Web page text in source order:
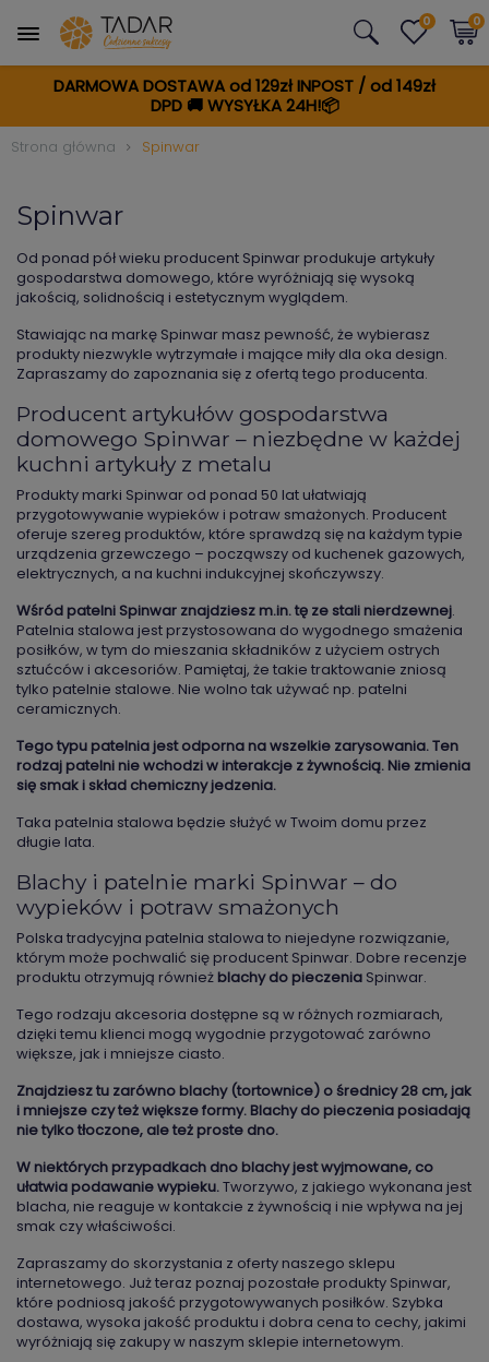
DARMOWA DOSTAWA od 129zł INPOST / od 149zł
DPD🚚WYSYŁKA 24H!📦
0 0
Strona główna Spinwar
Spinwar
Od ponad pół wieku producent Spinwar produkuje artykuły
gospodarstwa domowego, które wyróżniają się wysoką
jakością, solidnością i estetycznym wyglądem.
Stawiając na markę Spinwar masz pewność, że wybierasz
produkty niezwykle wytrzymałe i mające miły dla oka design.
Zapraszamy do zapoznania się z ofertą tego producenta.
Producent artykułów gospodarstwa
domowego Spinwar – niezbędne w każdej
kuchni artykuły z metalu
Produkty marki Spinwar od ponad 50 lat ułatwiają
przygotowywanie wypieków i potraw smażonych. Producent
oferuje szereg produktów, które sprawdzą się na każdym typie
urządzenia grzewczego – począwszy od kuchenek gazowych,
elektrycznych, a na kuchni indukcyjnej skończywszy.
Wśród patelni Spinwar znajdziesz m.in. tę ze stali nierdzewnej.
Patelnia stalowa jest przystosowana do wygodnego smażenia
posiłków, w tym do mieszania składników z użyciem ostrych
sztućców i akcesoriów. Pamiętaj, że takie traktowanie zniosą
tylko patelnie stalowe. Nie wolno tak używać np. patelni
ceramicznych.
Tego typu patelnia jest odporna na wszelkie zarysowania. Ten
rodzaj patelni nie wchodzi w interakcje z żywnością. Nie zmienia
się smak i skład chemiczny jedzenia.
Taka patelnia stalowa będzie służyć w Twoim domu przez
długie lata.
Blachy i patelnie marki Spinwar – do
wypieków i potraw smażonych
Polska tradycyjna patelnia stalowa to niejedyne rozwiązanie,
którym może pochwalić się producent Spinwar. Dobre recenzje
produktu otrzymują również blachy do pieczenia Spinwar.
Tego rodzaju akcesoria dostępne są w różnych rozmiarach,
dzięki temu klienci mogą wygodnie przygotować zarówno
większe, jak i mniejsze ciasto.
Znajdziesz tu zarówno blachy (tortownice) o średnicy 28 cm, jak
i mniejsze czy też większe formy. Blachy do pieczenia posiadają
nie tylko tłoczone, ale też proste dno.
W niektórych przypadkach dno blachy jest wyjmowane, co
ułatwia podawanie wypieku.Tworzywo, z jakiego wykonana jest
blacha, nie reaguje w kontakcie z żywnością i nie wpływa na jej
smak czy właściwości.
Zapraszamy do skorzystania z oferty naszego sklepu
internetowego. Już teraz poznaj pozostałe produkty Spinwar,
które podniosą jakość przygotowywanych posiłków. Szybka
dostawa, wysoka jakość produktu i dobra cena to cechy, jakimi
wyróżniają się zakupy w naszym sklepie internetowym.